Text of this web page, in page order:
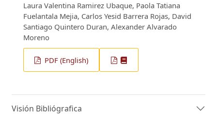
Laura Valentina Ramirez Ubaque, Paola Tatiana
Fuelantala Mejia, Carlos Yesid Barrera Rojas, David
Santiago Quintero Duran, Alexander Alvarado
Moreno
PDF (English)
Visión Bibliógrafica